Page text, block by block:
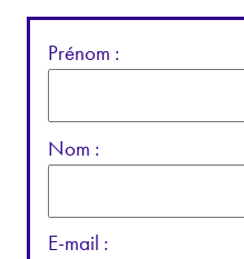
Prénom :
Nom :
E-mail :